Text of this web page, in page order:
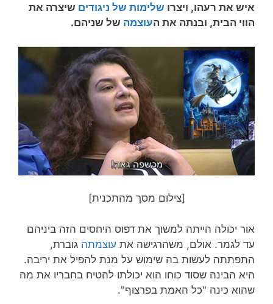
איש את רעהו, ויצרו שלימות של ניגודים שיצרה את
הווי הבית, ובנתה את העוצמה של שניהם.
[צילום מסך מהתכנית]
אור יכולה הייתה למשוך את דפוס היחסים הזה ביניהם
עד לגמר. אולם, משהרגישה את עוצמתה גוברת,
התפתתה לעשות בה שימוש על מנת להפיל את יריבה.
היא הבינה שסוד כוחו הוא יכולתו להטיח בחבריו את מה
שהוא כינה "כל האמת בפרצוף".